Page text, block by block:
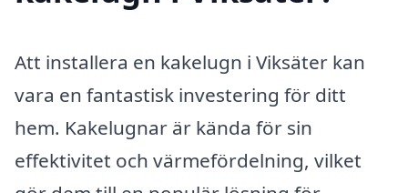
Att installera en kakelugn i Viksäter kan
vara en fantastisk investering för ditt
hem. Kakelugnar är kända för sin
effektivitet och värmefördelning, vilket